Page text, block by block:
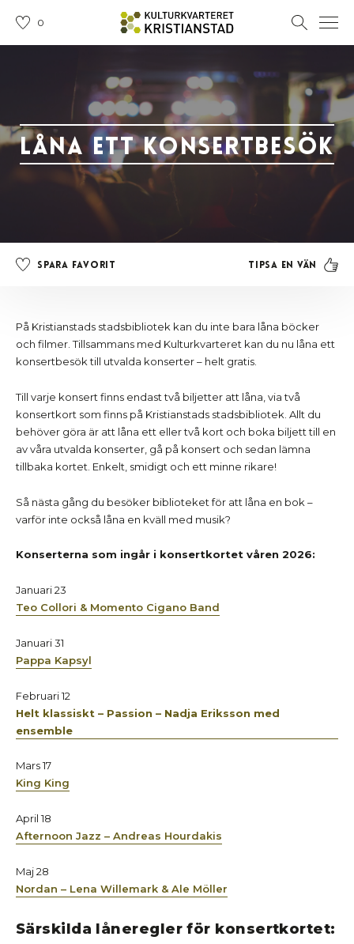
0
Låna ett konsertbesök
Spara favorit Tipsa en vän
På Kristianstads stadsbibliotek kan du inte bara låna böcker
och filmer. Tillsammans med Kulturkvarteret kan du nu låna ett
konsertbesök till utvalda konserter – helt gratis.
Till varje konsert finns endast två biljetter att låna, via två
konsertkort som finns på Kristianstads stadsbibliotek. Allt du
behöver göra är att låna ett eller två kort och boka biljett till en
av våra utvalda konserter, gå på konsert och sedan lämna
tillbaka kortet. Enkelt, smidigt och ett minne rikare!
Så nästa gång du besöker biblioteket för att låna en bok –
varför inte också låna en kväll med musik?
Konserterna som ingår i konsertkortet våren 2026:
Januari 23
Teo Collori & Momento Cigano Band
Januari 31
Pappa Kapsyl
Februari 12
Helt klassiskt – Passion – Nadja Eriksson med
ensemble
Mars 17
King King
April 18
Afternoon Jazz – Andreas Hourdakis
Maj 28
Nordan – Lena Willemark & Ale Möller
Särskilda låneregler för konsertkortet: